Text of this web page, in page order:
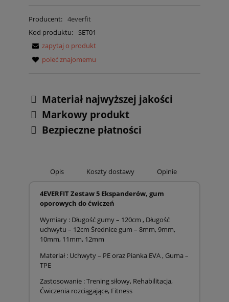
Producent: 4everfit
Kod produktu: SET01
zapytaj o produkt
poleć znajomemu
Materiał najwyższej jakości
Markowy produkt
Bezpieczne płatności
Opis Koszty dostawy Opinie
4EVERFIT Zestaw 5 Ekspanderów, gum
oporowych do ćwiczeń
Wymiary : Długość gumy – 120cm , Długość
uchwytu – 12cm Średnice gum – 8mm, 9mm,
10mm, 11mm, 12mm
Materiał : Uchwyty – PE oraz Pianka EVA , Guma –
TPE
Zastosowanie : Trening siłowy, Rehabilitacja,
Ćwiczenia rozciągające, Fitness